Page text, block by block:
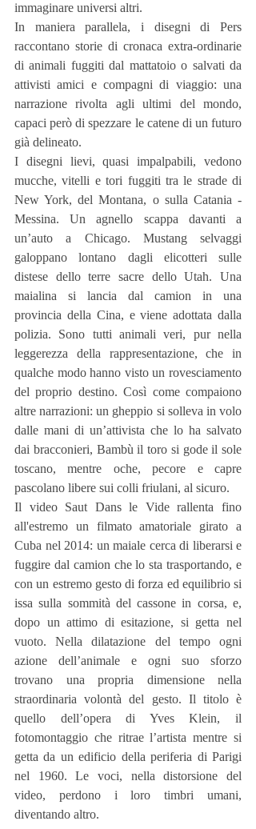
immaginare universi altri.
In maniera parallela, i disegni di Pers
raccontano storie di cronaca extra-ordinarie
di animali fuggiti dal mattatoio o salvati da
attivisti amici e compagni di viaggio: una
narrazione rivolta agli ultimi del mondo,
capaci però di spezzare le catene di un futuro
già delineato.
I disegni lievi, quasi impalpabili, vedono
mucche, vitelli e tori fuggiti tra le strade di
New York, del Montana, o sulla Catania -
Messina. Un agnello scappa davanti a
un’auto a Chicago. Mustang selvaggi
galoppano lontano dagli elicotteri sulle
distese dello terre sacre dello Utah. Una
maialina si lancia dal camion in una
provincia della Cina, e viene adottata dalla
polizia. Sono tutti animali veri, pur nella
leggerezza della rappresentazione, che in
qualche modo hanno visto un rovesciamento
del proprio destino. Così come compaiono
altre narrazioni: un gheppio si solleva in volo
dalle mani di un’attivista che lo ha salvato
dai bracconieri, Bambù il toro si gode il sole
toscano, mentre oche, pecore e capre
pascolano libere sui colli friulani, al sicuro.
Il video Saut Dans le Vide rallenta fino
all'estremo un filmato amatoriale girato a
Cuba nel 2014: un maiale cerca di liberarsi e
fuggire dal camion che lo sta trasportando, e
con un estremo gesto di forza ed equilibrio si
issa sulla sommità del cassone in corsa, e,
dopo un attimo di esitazione, si getta nel
vuoto. Nella dilatazione del tempo ogni
azione dellʼanimale e ogni suo sforzo
trovano una propria dimensione nella
straordinaria volontà del gesto. Il titolo è
quello dellʼopera di Yves Klein, il
fotomontaggio che ritrae lʼartista mentre si
getta da un edificio della periferia di Parigi
nel 1960. Le voci, nella distorsione del
video, perdono i loro timbri umani,
diventando altro.